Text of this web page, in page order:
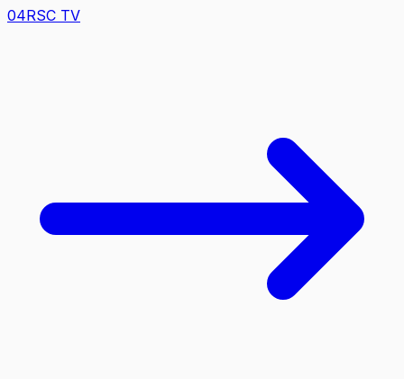
04RSC TV